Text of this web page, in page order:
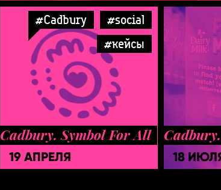
#Cadbury
#social
#кейсы
Cadbury. Symbol For All
19 АПРЕЛЯ 18